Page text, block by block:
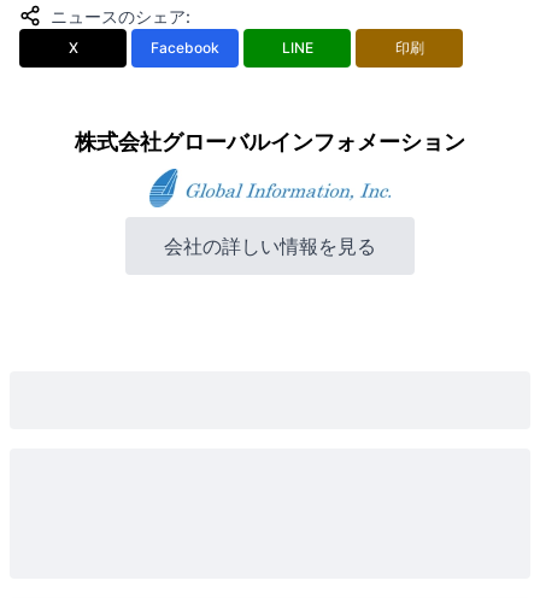
ニュースのシェア:
X Facebook LINE 印刷
株式会社グローバルインフォメーション
会社の詳しい情報を見る